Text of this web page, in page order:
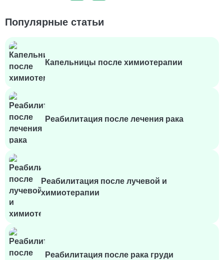
Популярные статьи
Капельницы после химиотерапии
Реабилитация после лечения рака
Реабилитация после лучевой и
химиотерапии
Реабилитация после рака груди